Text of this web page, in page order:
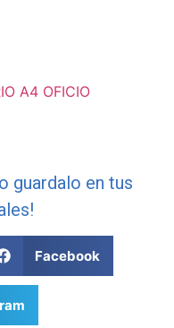
A4 OFICIO
guardalo en tus
Facebook